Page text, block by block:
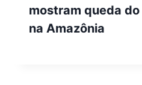
mostram queda
na Amazônia